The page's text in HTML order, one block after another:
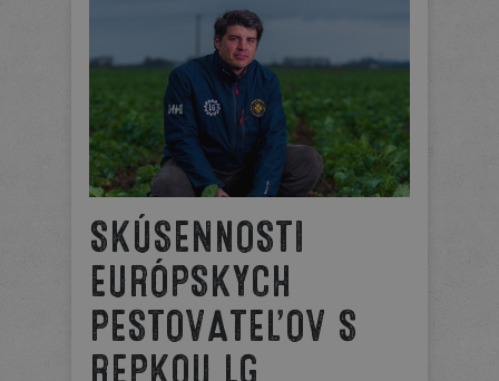
SKÚSENNOSTI
EURÓPSKYCH
PESTOVATEĽOV S
REPKOU LG